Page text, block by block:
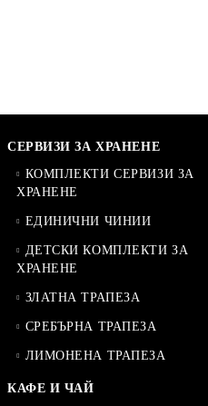
СЕРВИЗИ ЗА ХРАНЕНЕ
КОМПЛЕКТИ СЕРВИЗИ ЗА
ХРАНЕНЕ
ЕДИНИЧНИ ЧИНИИ
ДЕТСКИ КОМПЛЕКТИ ЗА
ХРАНЕНЕ
ЗЛАТНА ТРАПЕЗА
СРЕБЪРНА ТРАПЕЗА
ЛИМОНЕНА ТРАПЕЗА
КАФЕ И ЧАЙ